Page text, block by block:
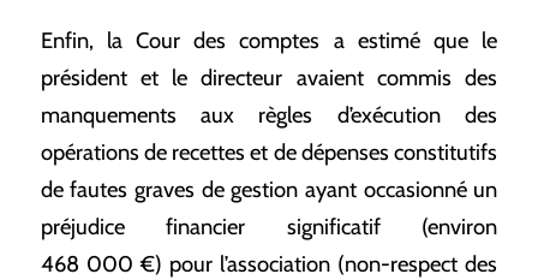
Enfin, la Cour des comptes a estimé que le
président et le directeur avaient commis des
manquements aux règles d’exécution des
opérations de recettes et de dépenses constitutifs
de fautes graves de gestion ayant occasionné un
préjudice financier significatif (environ
468 000 €) pour l’association (non-respect des